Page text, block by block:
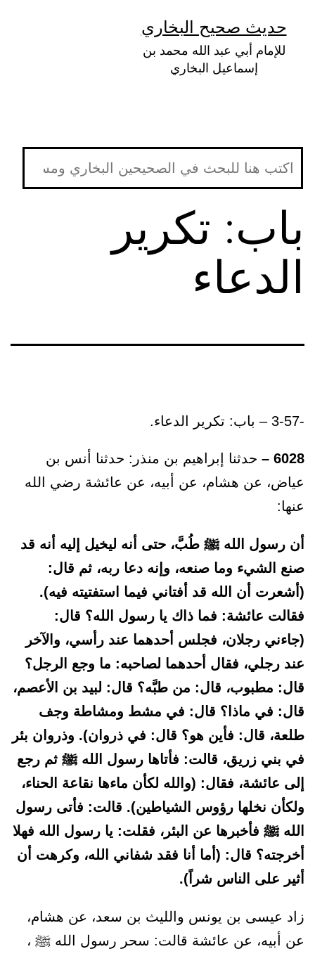
المحتوى
حديث صحيح البخاري
للإمام أبي عبد الله محمد بن
إسماعيل البخاري
باب: تكرير
الدعاء
-3-57 – باب: تكرير الدعاء.
6028 –
حدثنا إبراهيم بن منذر: حدثنا أنس بن
عياض، عن هشام، عن أبيه، عن عائشة رضي الله
عنها:
أن رسول الله ﷺ طُبَّ، حتى أنه ليخيل إليه أنه قد
صنع الشيء وما صنعه، وإنه دعا ربه، ثم قال:
(أشعرت أن الله قد أفتاني فيما استفتيته فيه).
فقالت عائشة: فما ذاك يا رسول الله؟ قال:
(جاءني رجلان، فجلس أحدهما عند رأسي، والآخر
عند رجلي، فقال أحدهما لصاحبه: ما وجع الرجل؟
قال: مطبوب، قال: من طبَّه؟ قال: لبيد بن الأعصم،
قال: في ماذا؟ قال: في مشط ومشاطة وجف
طلعة، قال: فأين هو؟ قال: في ذروان). وذروان بئر
في بني زريق، قالت: فأتاها رسول الله ﷺ ثم رجع
إلى عائشة، فقال: (والله لكأن ماءها نقاعة الحناء،
ولكأن نخلها رؤوس الشياطين). قالت: فأتى رسول
الله ﷺ فأخبرها عن البئر، فقلت: يا رسول الله فهلا
أخرجته؟ قال: (أما أنا فقد شفاني الله، وكرهت أن
أثير على الناس شراً).
زاد عيسى بن يونس والليث بن سعد، عن هشام،
عن أبيه، عن عائشة قالت: سحر رسول الله ﷺ ،